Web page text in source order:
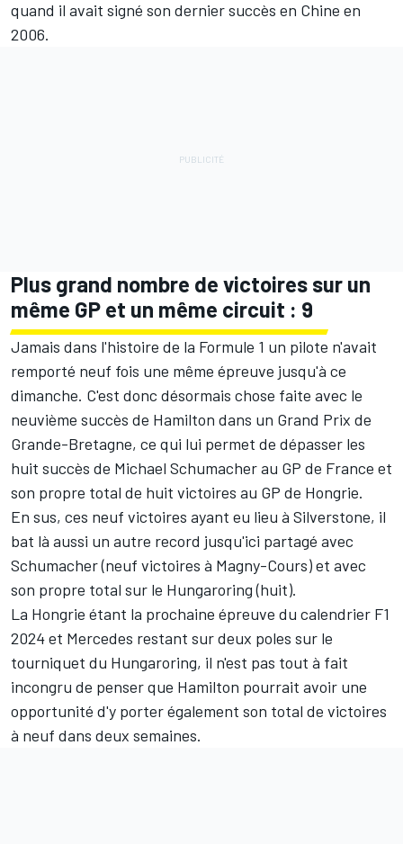
quand il avait signé son dernier succès en Chine en
2006.
Plus grand nombre de victoires sur un
même GP et un même circuit : 9
Jamais dans l'histoire de la Formule 1 un pilote n'avait
remporté neuf fois une même épreuve jusqu'à ce
dimanche. C'est donc désormais chose faite avec le
neuvième succès de Hamilton dans un Grand Prix de
Grande-Bretagne, ce qui lui permet de dépasser les
huit succès de Michael Schumacher au GP de France et
son propre total de huit victoires au GP de Hongrie.
En sus, ces neuf victoires ayant eu lieu à Silverstone, il
bat là aussi un autre record jusqu'ici partagé avec
Schumacher (neuf victoires à Magny-Cours) et avec
son propre total sur le Hungaroring (huit).
La Hongrie étant la prochaine épreuve du calendrier F1
2024 et Mercedes restant sur deux poles sur le
tourniquet du Hungaroring, il n'est pas tout à fait
incongru de penser que Hamilton pourrait avoir une
opportunité d'y porter également son total de victoires
à neuf dans deux semaines.